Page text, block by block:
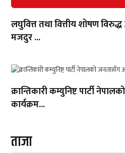
लघुवित्त तथा वित्तीय शोषण
मजदुर ...
क्रान्तिकारी कम्युनिष्ट पार्टी
कार्यक्रम...
ताजा